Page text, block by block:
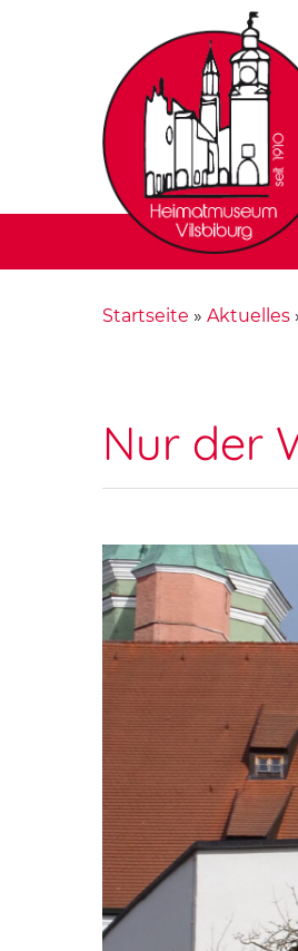
Startseite »Aktuelles
Nur der